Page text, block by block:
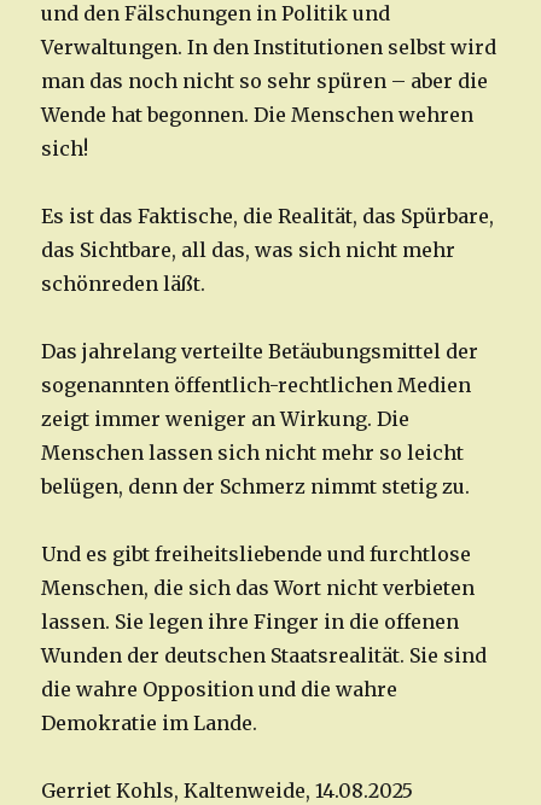
und den Fälschungen in Politik und
Verwaltungen. In den Institutionen selbst wird
man das noch nicht so sehr spüren – aber die
Wende hat begonnen. Die Menschen wehren
sich!
Es ist das Faktische, die Realität, das Spürbare,
das Sichtbare, all das, was sich nicht mehr
schönreden läßt.
Das jahrelang verteilte Betäubungsmittel der
sogenannten öffentlich-rechtlichen Medien
zeigt immer weniger an Wirkung. Die
Menschen lassen sich nicht mehr so leicht
belügen, denn der Schmerz nimmt stetig zu.
Und es gibt freiheitsliebende und furchtlose
Menschen, die sich das Wort nicht verbieten
lassen. Sie legen ihre Finger in die offenen
Wunden der deutschen Staatsrealität. Sie sind
die wahre Opposition und die wahre
Demokratie im Lande.
Gerriet Kohls, Kaltenweide, 14.08.2025